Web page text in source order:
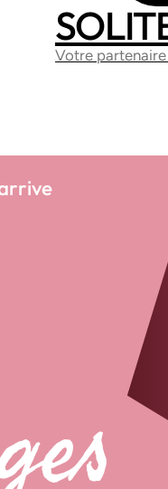
WEBDESIGN
Votre partenaire